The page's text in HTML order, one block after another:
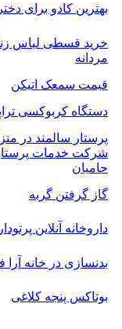
بهترین کادو برای دختر
خرید قسطی لباس
مردانه
قیمت سمعک اتیکن
دستگاه کربوکسی
پرستار سالمند در
شرکت خدمات
حامیان
گاز گرفتن گربه
داروخانه آنلاین
بدنسازی در خانه آرا
بوتاکس پنجه کلاغی